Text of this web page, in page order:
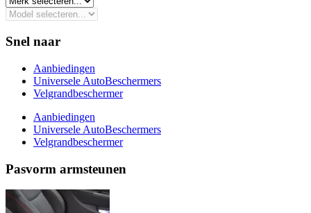
Snel naar
Aanbiedingen
Universele AutoBeschermers
Velgrandbeschermer
Aanbiedingen
Universele AutoBeschermers
Velgrandbeschermer
Pasvorm armsteunen